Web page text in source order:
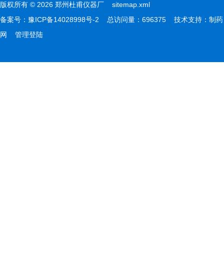
版权所有 © 2026 郑州杜甫仪器厂 sitemap.xml
备案号： 豫ICP备14028998号-2 总访问量：696375 技术支持： 制药
网
管理登陆